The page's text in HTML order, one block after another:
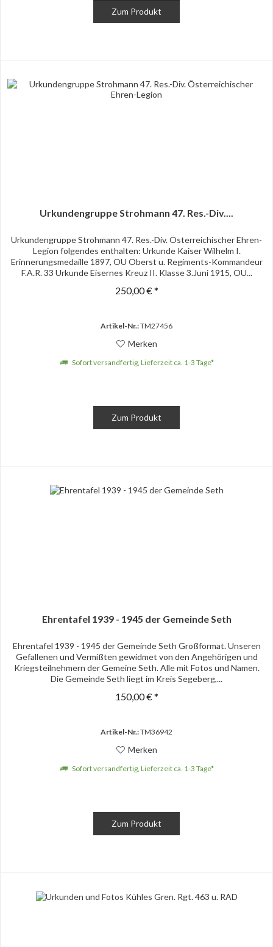
Zum Produkt
Urkundengruppe Strohmann 47. Res.-Div....
Urkundengruppe Strohmann 47. Res.-Div. Österreichischer Ehren-
Legion folgendes enthalten: Urkunde Kaiser Wilhelm I.
Erinnerungsmedaille 1897, OU Oberst u. Regiments-Kommandeur
F.A.R. 33 Urkunde Eisernes Kreuz II. Klasse 3.Juni 1915, OU...
250,00 € *
Artikel-Nr.:TM27456
Merken
Sofort versandfertig, Lieferzeit ca. 1-3 Tage*
Zum Produkt
Ehrentafel 1939 - 1945 der Gemeinde Seth
Ehrentafel 1939 - 1945 der Gemeinde Seth Großformat. Unseren
Gefallenen und Vermißten gewidmet von den Angehörigen und
Kriegsteilnehmern der Gemeine Seth. Alle mit Fotos und Namen.
Die Gemeinde Seth liegt im Kreis Segeberg,...
150,00 € *
Artikel-Nr.:TM36942
Merken
Sofort versandfertig, Lieferzeit ca. 1-3 Tage*
Zum Produkt